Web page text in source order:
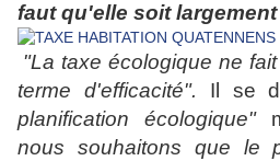
faut qu'elle soit
"La taxe écologique ne
terme d'efficacité". Il se
planification écologique"
nous souhaitons que le